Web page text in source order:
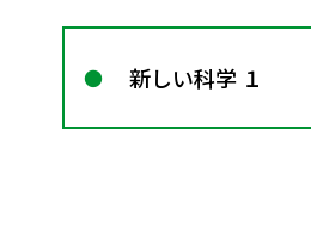
新しい科学 １